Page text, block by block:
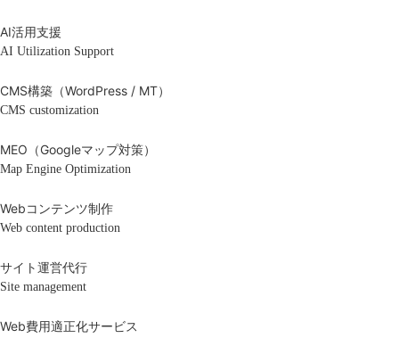
AI活用支援
AI Utilization Support
CMS構築（WordPress / MT）
CMS customization
MEO（Googleマップ対策）
Map Engine Optimization
Webコンテンツ制作
Web content production
サイト運営代行
Site management
Web費用適正化サービス